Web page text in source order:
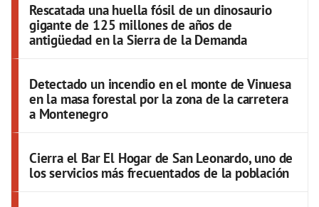
Rescatada una huella fósil de un dinosaurio
gigante de 125 millones de años de
antigüedad en la Sierra de la Demanda
Detectado un incendio en el monte de Vinuesa
en la masa forestal por la zona de la carretera
a Montenegro
Cierra el Bar El Hogar de San Leonardo, uno de
los servicios más frecuentados de la población